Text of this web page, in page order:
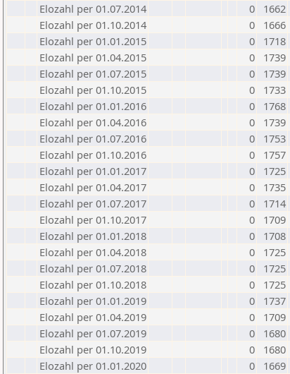
Elozahl per 01.07.2014
0
1662
Elozahl per 01.10.2014
0
1666
Elozahl per 01.01.2015
0
1718
Elozahl per 01.04.2015
0
1739
Elozahl per 01.07.2015
0
1739
Elozahl per 01.10.2015
0
1733
Elozahl per 01.01.2016
0
1768
Elozahl per 01.04.2016
0
1739
Elozahl per 01.07.2016
0
1753
Elozahl per 01.10.2016
0
1757
Elozahl per 01.01.2017
0
1725
Elozahl per 01.04.2017
0
1735
Elozahl per 01.07.2017
0
1714
Elozahl per 01.10.2017
0
1709
Elozahl per 01.01.2018
0
1708
Elozahl per 01.04.2018
0
1725
Elozahl per 01.07.2018
0
1725
Elozahl per 01.10.2018
0
1725
Elozahl per 01.01.2019
0
1737
Elozahl per 01.04.2019
0
1709
Elozahl per 01.07.2019
0
1680
Elozahl per 01.10.2019
0
1680
Elozahl per 01.01.2020
0
1669